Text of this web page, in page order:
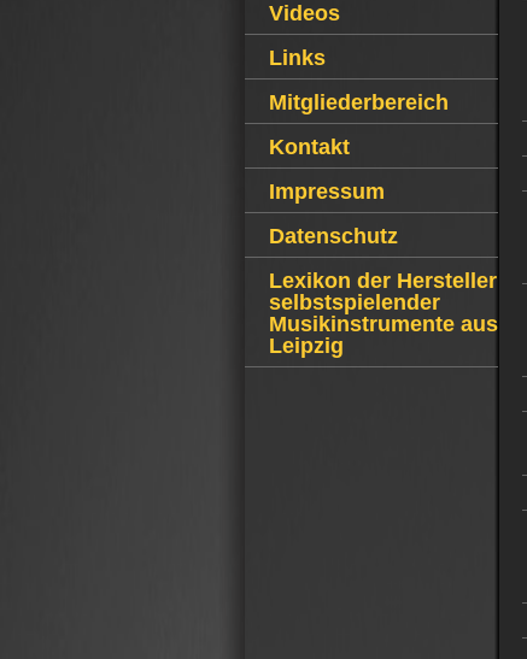
Videos
Links
Mitgliederbereich
Kontakt
Impressum
Datenschutz
Lexikon der Hersteller
selbstspielender
Musikinstrumente aus
Leipzig